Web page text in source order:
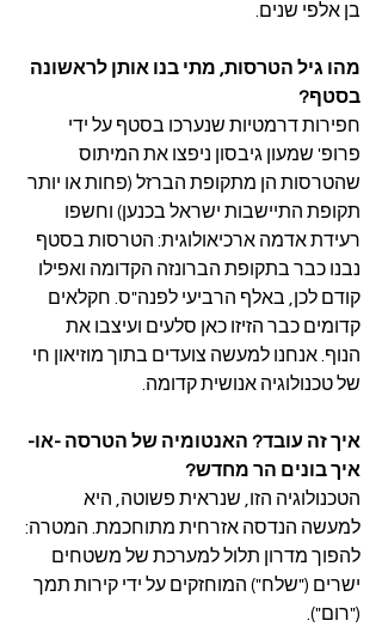
בן אלפי שנים.
מהו גיל הטרסות, מתי בנו אותן לראשונה
בסטף?
חפירות דרמטיות שנערכו בסטף על ידי
פרופ' שמעון גיבסון ניפצו את המיתוס
שהטרסות הן מתקופת הברזל (פחות או יותר
תקופת התיישבות ישראל בכנען) וחשפו
רעידת אדמה ארכיאולוגית: הטרסות בסטף
נבנו כבר בתקופת הברונזה הקדומה ואפילו
קודם לכן, באלף הרביעי לפנה"ס. חקלאים
קדומים כבר הזיזו כאן סלעים ועיצבו את
הנוף. אנחנו למעשה צועדים בתוך מוזיאון חי
של טכנולוגיה אנושית קדומה.
איך זה עובד? האנטומיה של הטרסה -או-
איך בונים הר מחדש?
הטכנולוגיה הזו, שנראית פשוטה, היא
למעשה הנדסה אזרחית מתוחכמת. המטרה:
להפוך מדרון תלול למערכת של משטחים
ישרים ("שלח") המוחזקים על ידי קירות תמך
("רום").